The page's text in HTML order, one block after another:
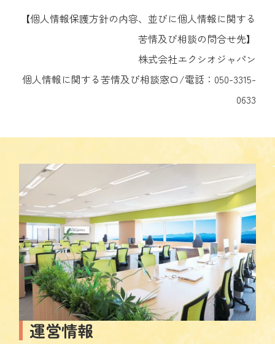
【個人情報保護方針の内容、並びに個人情報に関する
苦情及び相談の問合せ先】
株式会社エクシオジャパン
個人情報に関する苦情及び相談窓口/電話：050-3315-
0633
運営情報